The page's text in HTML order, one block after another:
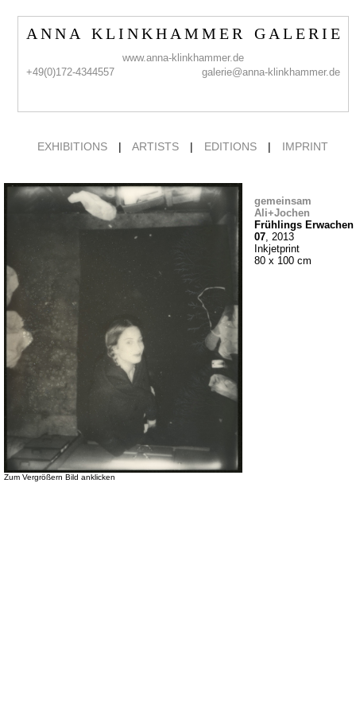
A N N A K L I N K H A M M E R G A L E R I E
www.anna-klinkhammer.de
+49(0)172-4344557
galerie@anna-klinkhammer.de
EXHIBITIONS | ARTISTS | EDITIONS | IMPRINT
Zum Vergrößern Bild anklicken
gemeinsam
Ali+Jochen
Frühlings Erwachen
07, 2013
Inkjetprint
80 x 100 cm